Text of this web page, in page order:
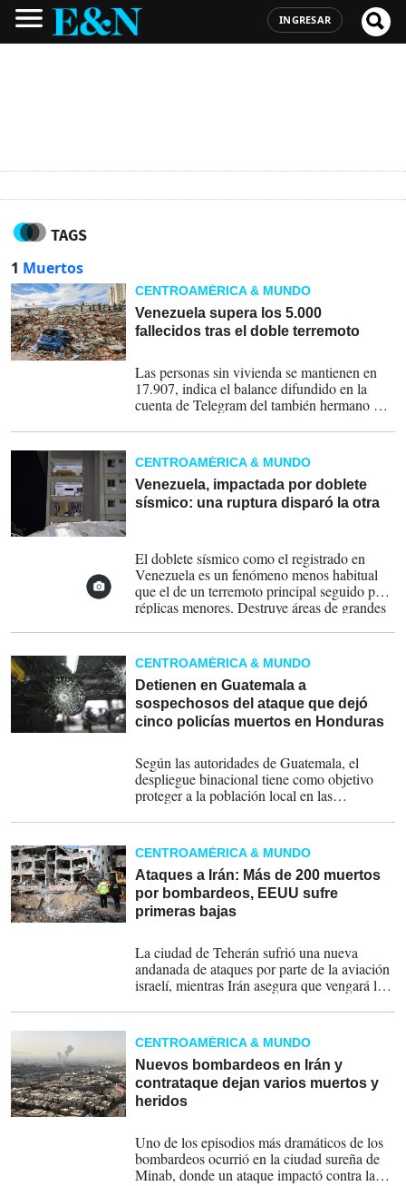
INGRESAR
TAGS
1 Muertos
CENTROAMÉRICA & MUNDO
Venezuela supera los 5.000
fallecidos tras el doble terremoto
Las personas sin vivienda se mantienen en
17.907, indica el balance difundido en la
cuenta de Telegram del también hermano de
CENTROAMÉRICA & MUNDO
Venezuela, impactada por doblete
sísmico: una ruptura disparó la otra
El doblete sísmico como el registrado en
Venezuela es un fenómeno menos habitual
que el de un terremoto principal seguido por
réplicas menores. Destruye áreas de grandes
CENTROAMÉRICA & MUNDO
Detienen en Guatemala a
sospechosos del ataque que dejó
cinco policías muertos en Honduras
Según las autoridades de Guatemala, el
despliegue binacional tiene como objetivo
proteger a la población local en las
de paso fronterizos para evitar el ingreso a su
territorio de miembros de las estructuras
criminales que operan en el área.
CENTROAMÉRICA & MUNDO
Ataques a Irán: Más de 200 muertos
por bombardeos, EEUU sufre
primeras bajas
La ciudad de Teherán sufrió una nueva
andanada de ataques por parte de la aviación
israelí, mientras Irán asegura que vengará la
calificó de "declaración abierta de guerra
contra los musulmanes".
CENTROAMÉRICA & MUNDO
Nuevos bombardeos en Irán y
contrataque dejan varios muertos y
heridos
Uno de los episodios más dramáticos de los
bombardeos ocurrió en la ciudad sureña de
Minab, donde un ataque impactó contra la